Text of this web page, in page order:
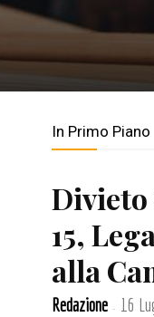
In Primo Piano
Divieto
15,
alla
Redazione - 16